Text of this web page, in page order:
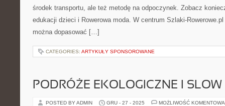
środek transportu, ale też metodę na odpoczynek. Zobacz
edukacji dzieci i Rowerowa moda. W centrum Szlaki-
można dopasować […]
CATEGORIES: ARTYKUŁY SPONSOROWANE
PODRÓŻE EKOLOGICZNE I
POSTED BY ADMIN GRU - 27 - 2025 MOŻLIWOŚĆ